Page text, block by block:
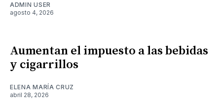
ADMIN USER
agosto 4, 2026
Aumentan el impuesto a las bebidas
y cigarrillos
ELENA MARÍA CRUZ
abril 28, 2026